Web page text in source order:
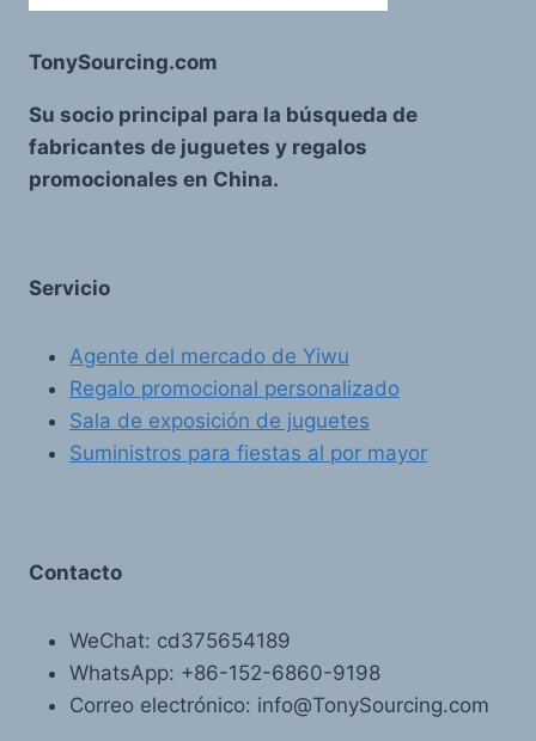
TonySourcing.com
Su socio principal para la búsqueda de
fabricantes de juguetes y regalos
promocionales en China.
Servicio
Agente del mercado de Yiwu
Regalo promocional personalizado
Sala de exposición de juguetes
Suministros para fiestas al por mayor
Contacto
WeChat: cd375654189
WhatsApp: +86-152-6860-9198
Correo electrónico: info@TonySourcing.com